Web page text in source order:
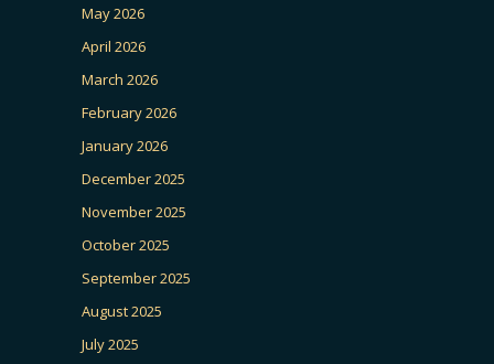
May 2026
April 2026
March 2026
February 2026
January 2026
December 2025
November 2025
October 2025
September 2025
August 2025
July 2025